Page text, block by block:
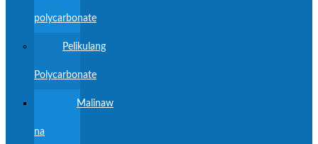
polycarbonate
Pelikulang
Polycarbonate
Malinaw
na